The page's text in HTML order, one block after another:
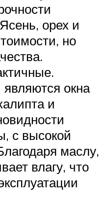
орех и
но
окна
и
с высокой
маслу,
влагу, что